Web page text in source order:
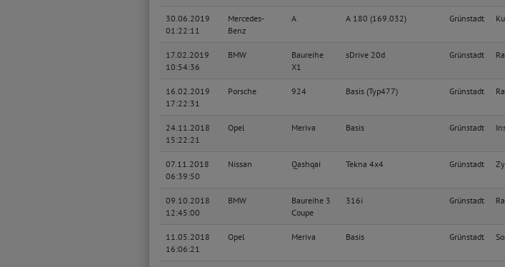
30.06.2019
01:22:11
Mercedes-
Benz
A A 180 (169.032) Grünstadt
17.02.2019
10:54:36
BMW
Baureihe
X1
sDrive 20d Grünstadt
16.02.2019
17:22:31
Porsche 924 Basis (Typ477) Grünstadt
24.11.2018
15:22:21
Opel Meriva Basis Grünstadt
07.11.2018
06:39:50
Nissan Qashqai Tekna 4x4 Grünstadt
09.10.2018
12:45:00
BMW
Baureihe 3
Coupe
316i Grünstadt
11.05.2018
16:06:21
Opel Meriva Basis Grünstadt